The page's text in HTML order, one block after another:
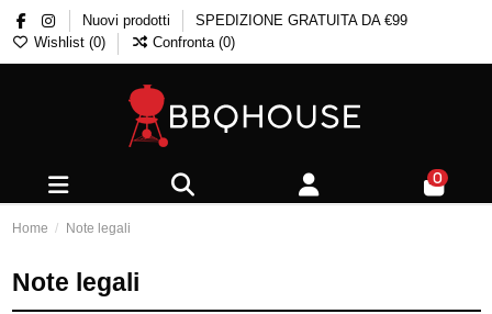
Nuovi prodotti
SPEDIZIONE GRATUITA DA €99
Wishlist (0) Confronta (0)
0
Home Note legali
Note legali